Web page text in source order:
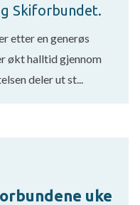
Skiforbundet.
etter en generøs
økt halltid gjennom
deler ut st...
uke